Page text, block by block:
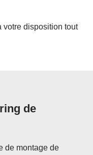
votre disposition tout
de
de montage de